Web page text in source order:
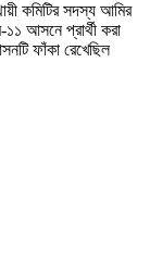
কমিটির সদস্য আমির
আসনে প্রার্থী করা
ফাঁকা রেখেছিল